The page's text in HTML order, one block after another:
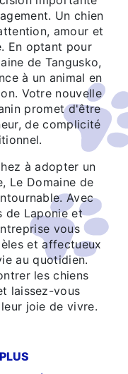
Un chien
amour et
En optant pour
de Tangusko,
à un animal en
Votre nouvelle
promet d'être
de complicité
à adopter un
Le Domaine de
Avec
de Laponie et
vous
et affectueux
au quotidien.
les chiens
laissez-vous
joie de vivre.